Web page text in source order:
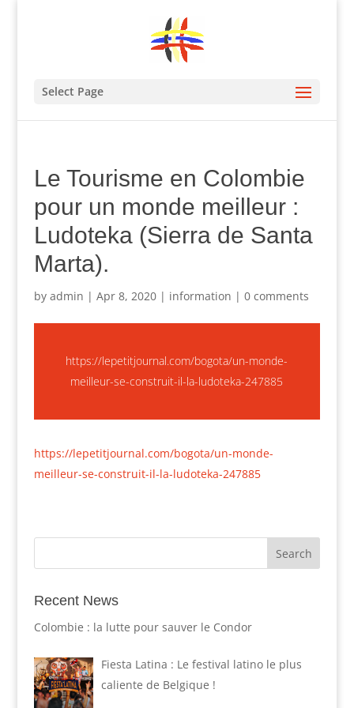
Select Page
Le Tourisme en Colombie
pour un monde meilleur :
Ludoteka (Sierra de Santa
Marta).
by admin | Apr 8, 2020| information | 0 comments
https://lepetitjournal.com/bogota/un-monde-
meilleur-se-construit-il-la-ludoteka-247885
https://lepetitjournal.com/bogota/un-monde-
meilleur-se-construit-il-la-ludoteka-247885
Recent News
Colombie : la lutte pour sauver le Condor
Fiesta Latina : Le festival latino le plus
caliente de Belgique !